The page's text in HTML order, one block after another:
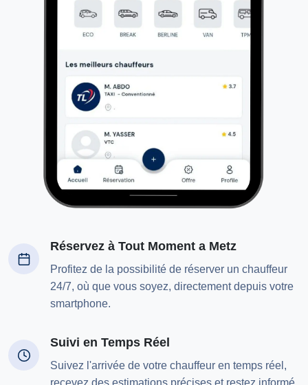
Réservez à Tout Moment a Metz
Profitez de la possibilité de réserver un chauffeur
24/7, où que vous soyez, directement depuis votre
smartphone.
Suivi en Temps Réel
Suivez l'arrivée de votre chauffeur en temps réel,